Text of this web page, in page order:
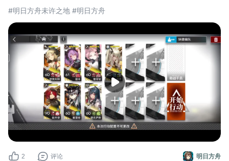
#明日方舟未许之地 #明日方舟
明日方舟
2 评论